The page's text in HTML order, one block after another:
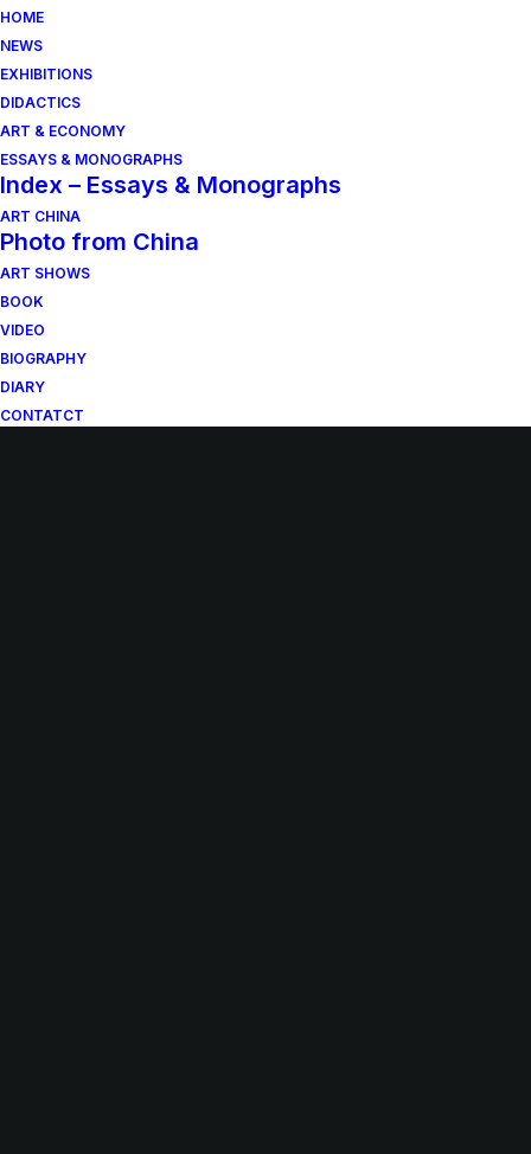
HOME
NEWS
EXHIBITIONS
DIDACTICS
ART & ECONOMY
ESSAYS & MONOGRAPHS
Index – Essays & Monographs
ART CHINA
Photo from China
ART SHOWS
BOOK
VIDEO
BIOGRAPHY
DIARY
CONTATCT